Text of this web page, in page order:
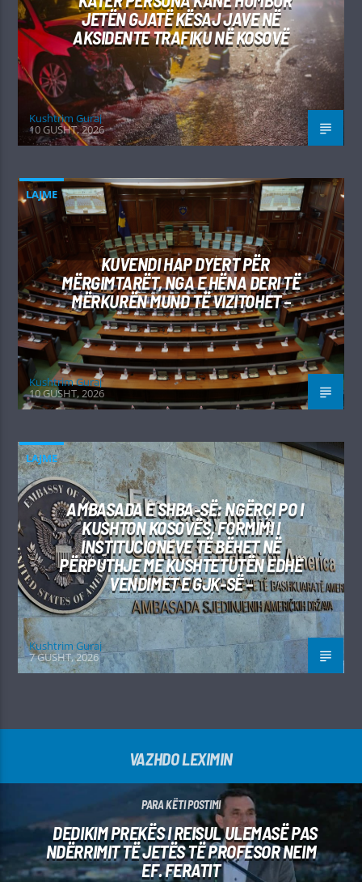
JETËN GJATË KËSAJ JAVE NË
AKSIDENTE TRAFIKU NË KOSOVË
Kushtrim Guraj
10 GUSHT, 2026
LAJME
KUVENDI HAP DYERT PËR
MËRGIMTARËT, NGA E HËNA DERI TË
MËRKURËN MUND TË VIZITOHET –
Kushtrim Guraj
10 GUSHT, 2026
LAJME
AMBASADA E SHBA-SË: NGËRÇI PO I
KUSHTON KOSOVËS, FORMIMI I
INSTITUCIONEVE TË BËHET NË
PËRPUTHJE ME KUSHTETUTËN EDHE
VENDIMET E GJK-SË –
Kushtrim Guraj
7 GUSHT, 2026
VAZHDO LEXIMIN
PARA KËTI POSTIMI
DEDIKIM PREKËS I REISUL ULEMASË PAS
NDËRRIMIT TË JETËS TË PROFESOR NEIM
EF. FERATIT